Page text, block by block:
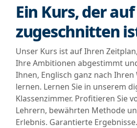
Ein Kurs, der auf
zugeschnitten
Unser Kurs ist auf Ihren
Ihre Ambitionen abgestimmt
Ihnen, Englisch ganz nach Ihren
lernen. Lernen Sie in unserem
Klassenzimmer. Profitieren Sie
Lehrern, bewährten Methode
Erlebnis. Garantierte Ergebnisse.